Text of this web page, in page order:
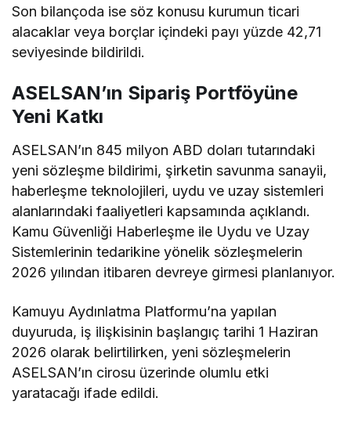
Son bilançoda ise söz konusu kurumun ticari
alacaklar veya borçlar içindeki payı yüzde 42,71
seviyesinde bildirildi.
ASELSAN’ın Sipariş Portföyüne
Yeni Katkı
ASELSAN’ın 845 milyon ABD doları tutarındaki
yeni sözleşme bildirimi, şirketin savunma sanayii,
haberleşme teknolojileri, uydu ve uzay sistemleri
alanlarındaki faaliyetleri kapsamında açıklandı.
Kamu Güvenliği Haberleşme ile Uydu ve Uzay
Sistemlerinin tedarikine yönelik sözleşmelerin
2026 yılından itibaren devreye girmesi planlanıyor.
Kamuyu Aydınlatma Platformu’na yapılan
duyuruda, iş ilişkisinin başlangıç tarihi 1 Haziran
2026 olarak belirtilirken, yeni sözleşmelerin
ASELSAN’ın cirosu üzerinde olumlu etki
yaratacağı ifade edildi.